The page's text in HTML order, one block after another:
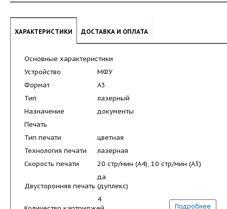
ХАРАКТЕРИСТИКИ ДОСТАВКА И ОПЛАТА
Основные характеристики
МФУ
Устройство
A3
Формат
лазерный
Тип
документы
Назначение
Печать
цветная
Тип печати
лазерная
Технология печати
20 стр/мин (A4), 10 стр/мин (A3)
Скорость печати
да
Двусторонняя печать (дуплекс)
4
Подробнее